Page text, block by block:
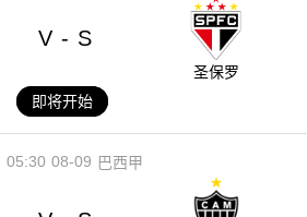
V - S
圣保罗
即将开始
08-09
05:30 巴西甲